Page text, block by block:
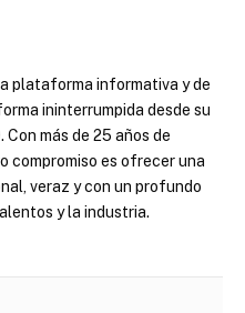
plataforma informativa y de
ininterrumpida desde su
más de 25 años de
compromiso es ofrecer una
veraz y con un profundo
y la industria.